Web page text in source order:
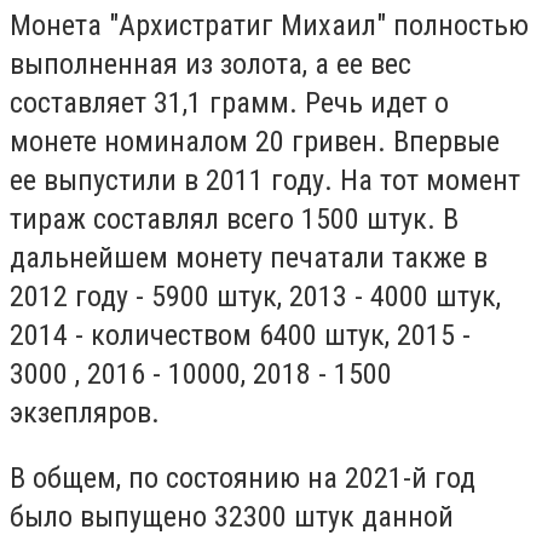
Монета "Архистратиг Михаил" полностью
выполненная из золота, а ее вес
составляет 31,1 грамм. Речь идет о
монете номиналом 20 гривен. Впервые
ее выпустили в 2011 году. На тот момент
тираж составлял всего 1500 штук. В
дальнейшем монету печатали также в
2012 году - 5900 штук, 2013 - 4000 штук,
2014 - количеством 6400 штук, 2015 -
3000 , 2016 - 10000, 2018 - 1500
экзепляров.
В общем, по состоянию на 2021-й год
было выпущено 32300 штук данной